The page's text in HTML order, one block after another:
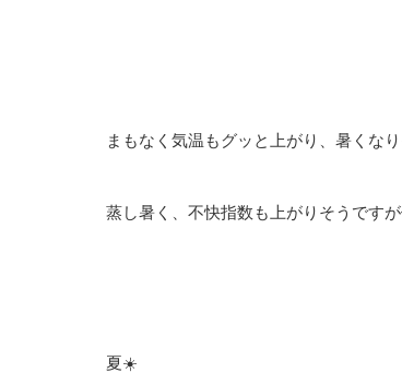
まもなく気温もグッと上がり、暑くなり
蒸し暑く、不快指数も上がりそうです
夏☀️